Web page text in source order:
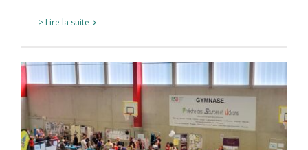
> Lire la suite